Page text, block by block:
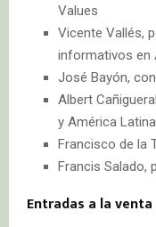
Values
Vicente Vallés,
informativos en
José Bayón,
Albert
y América
Francisco de la
Francis Salado,
Entradas a la venta